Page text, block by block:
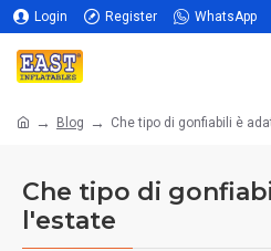
Login Register WhatsApp
Blog Che tipo di gonfiabili è
Che tipo di
l'estate